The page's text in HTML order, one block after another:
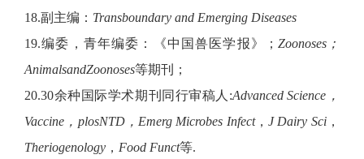
18.副主编： Transboundary and Emerging Diseases
19.编委，青年编委：《中国兽医学报》； Zoonoses ；
AnimalsandZoonoses等期刊；
20.30余种国际学术期刊同行审稿人:Advanced Science ，
Vaccine，plosNTD， Emerg Microbes Infect，J Dairy Sci，
Theriogenology ， Food Funct等.